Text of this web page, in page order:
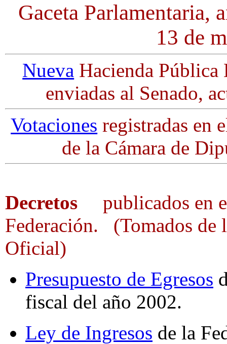
Gaceta Parlamentaria,
13 de
Nueva Hacienda
enviadas al Senado,
Votaciones registradas en
de la Cámara de
Decretos publicados en
Federación. (Tomados de
Oficial)
Presupuesto de Egresos
fiscal del año 2002.
Ley de Ingresos de la